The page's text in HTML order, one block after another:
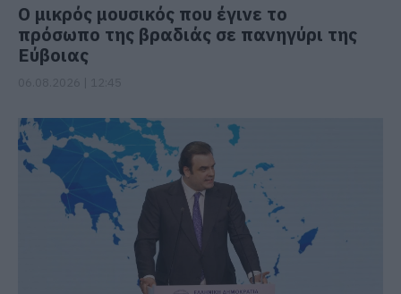
Ο μικρός μουσικός που έγινε το
πρόσωπο της βραδιάς σε πανηγύρι της
Εύβοιας